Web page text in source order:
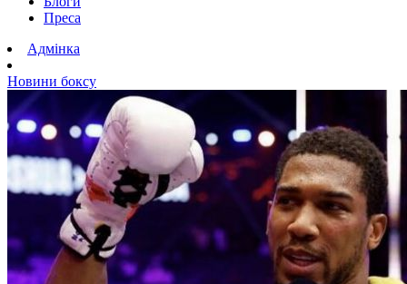
Преса
Адмінка
Новини боксу